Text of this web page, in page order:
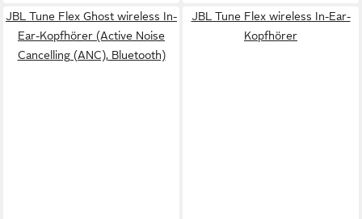
JBL Tune Flex Ghost wireless In-
Ear-Kopfhörer (Active Noise
Cancelling (ANC), Bluetooth)
JBL Tune Flex wireless In-Ear-
Kopfhörer